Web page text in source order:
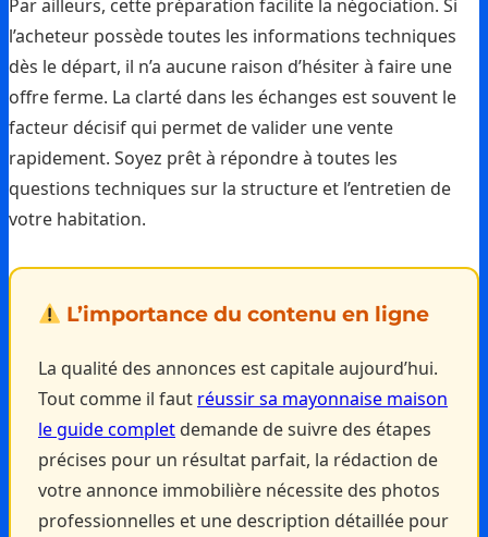
Par ailleurs, cette préparation facilite la négociation. Si
l’acheteur possède toutes les informations techniques
dès le départ, il n’a aucune raison d’hésiter à faire une
offre ferme. La clarté dans les échanges est souvent le
facteur décisif qui permet de valider une vente
rapidement. Soyez prêt à répondre à toutes les
questions techniques sur la structure et l’entretien de
votre habitation.
L’importance du contenu en ligne
La qualité des annonces est capitale aujourd’hui.
Tout comme il faut réussir sa mayonnaise maison
le guide complet demande de suivre des étapes
précises pour un résultat parfait, la rédaction de
votre annonce immobilière nécessite des photos
professionnelles et une description détaillée pour